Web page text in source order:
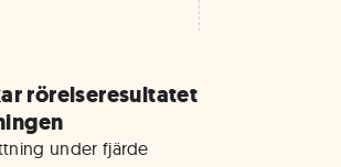
rörelseresultatet
under fjärde